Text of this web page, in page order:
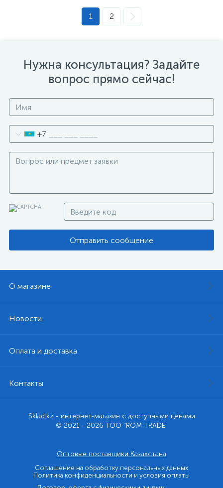
1 2
Нужна консультация? Задайте
вопрос прямо сейчас!
+7
Отправить сообщение
О магазине
Новости
Оплата и доставка
Контакты
Sklad.kz - интернет-магазин с доступными ценами
© 2021 - 2026 ТОО "ROM TRADE"
Оптовые поставщики Казахстана
Соглашение на обработку персональных данных
Политика конфиденциальности и условия оплаты